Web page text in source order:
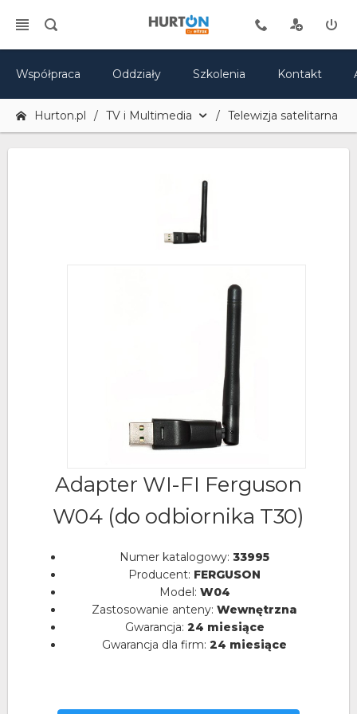
Współpraca Oddziały Szkolenia Kontakt
Hurton.pl TV i Multimedia Telewizja satelitarna -
Adapter WI-FI Ferguson
W04 (do odbiornika T30)
Numer katalogowy: 33995
Producent: FERGUSON
Model: W04
Zastosowanie anteny: Wewnętrzna
Gwarancja: 24 miesiące
Gwarancja dla firm: 24 miesiące